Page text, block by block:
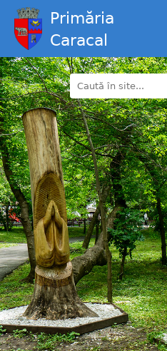
Primăria
Caracal